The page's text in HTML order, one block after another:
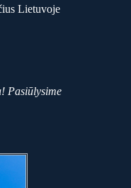
Lietuvoje
Pasiūlysime